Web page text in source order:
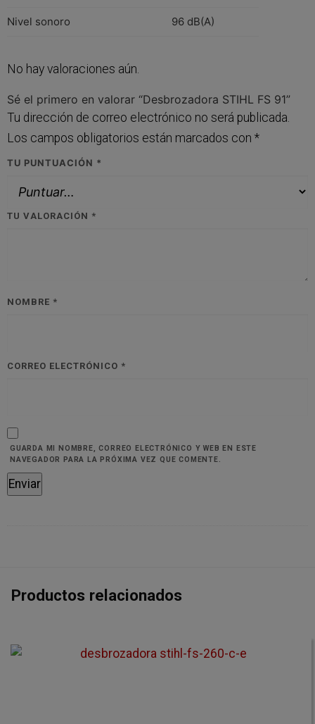
Nivel sonoro 96 dB(A)
No hay valoraciones aún.
Sé el primero en valorar “Desbrozadora STIHL FS 91”
Tu dirección de correo electrónico no será publicada.
Los campos obligatorios están marcados con *
TU PUNTUACIÓN *
TU VALORACIÓN *
NOMBRE *
CORREO ELECTRÓNICO *
GUARDA MI NOMBRE, CORREO ELECTRÓNICO Y WEB EN ESTE
NAVEGADOR PARA LA PRÓXIMA VEZ QUE COMENTE.
Productos relacionados